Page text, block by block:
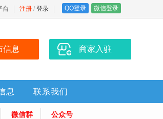
注册 / 登录 QQ登录 微信登录
台
信息 商家入驻
息 联系我们
微信群 公众号